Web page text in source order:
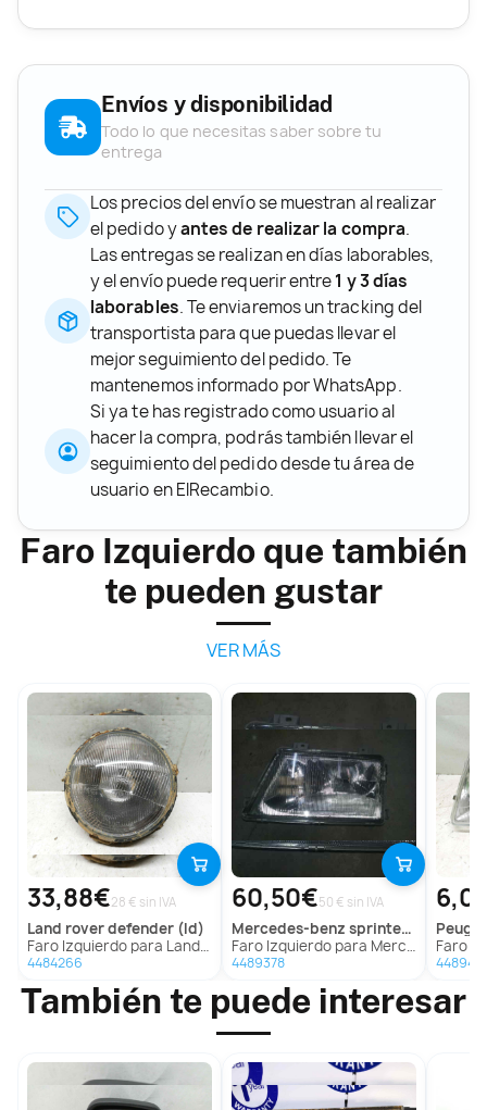
Envíos y disponibilidad
Todo lo que necesitas saber sobre tu
entrega
Los precios del envío se muestran al realizar
el pedido yantes de realizar la compra.
Las entregas se realizan en días laborables,
y el envío puede requerir entre1 y 3 días
laborables. Te enviaremos un tracking del
transportista para que puedas llevar el
mejor seguimiento del pedido. Te
mantenemos informado por WhatsApp.
Si ya te has registrado como usuario al
hacer la compra, podrás también llevar el
seguimiento del pedido desde tu área de
usuario en ElRecambio.
Faro Izquierdo que también
te pueden gustar
VER MÁS
33,88€28 € sin IVA
land roverdefender (ld)
Faro Izquierdo para Land Rover Defender (Ld)
4484266
60,50€50 € sin IVA
mercedes-benz sprinter (w901,w903) combi
Faro Izquierdo para Mercedes-Benz Sprinter (W901,W903) Combi
4489378
Faro
También te puede interesar